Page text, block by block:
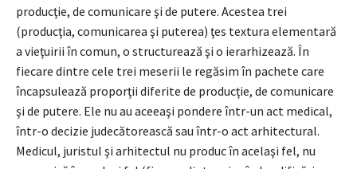
producţie, de comunicare şi de putere. Acestea trei
(producţia, comunicarea şi puterea) ţes textura elementară
a vieţuirii în comun, o structurează şi o ierarhizează. În
fiecare dintre cele trei meserii le regăsim în pachete care
încapsulează proporţii diferite de producţie, de comunicare
şi de putere. Ele nu au aceeaşi pondere într-un act medical,
într-o decizie judecătorească sau într-o act arhitectural.
Medicul, juristul şi arhitectul nu produc în acelaşi fel, nu